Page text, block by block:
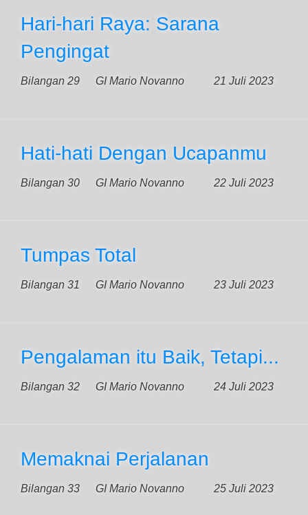
Hari-hari Raya: Sarana
Pengingat
Bilangan 29 21 Juli 2023
GI Mario Novanno
Hati-hati Dengan Ucapanmu
Bilangan 30 22 Juli 2023
GI Mario Novanno
Tumpas Total
Bilangan 31 23 Juli 2023
GI Mario Novanno
Pengalaman itu Baik, Tetapi...
Bilangan 32 24 Juli 2023
GI Mario Novanno
Memaknai Perjalanan
Bilangan 33 25 Juli 2023
GI Mario Novanno